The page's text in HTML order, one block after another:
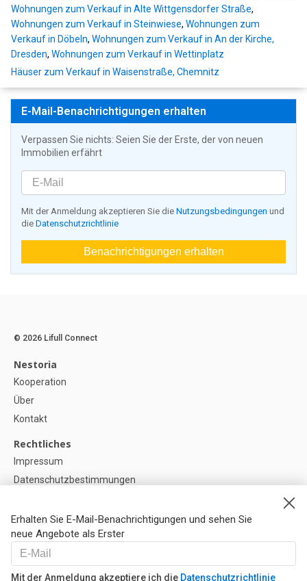
Wohnungen zum Verkauf in Alte Wittgensdorfer Straße,
Wohnungen zum Verkauf in Steinwiese, Wohnungen zum
Verkauf in Döbeln, Wohnungen zum Verkauf in An der Kirche,
Dresden, Wohnungen zum Verkauf in Wettinplatz
Häuser zum Verkauf in Waisenstraße, Chemnitz
E-Mail-Benachrichtigungen erhalten
Verpassen Sie nichts: Seien Sie der Erste, der von neuen
Immobilien erfährt
Mit der Anmeldung akzeptieren Sie die Nutzungsbedingungen und
die Datenschutzrichtlinie
Benachrichtigungen erhalten
Erhalten Sie E-Mail-Benachrichtigungen und sehen Sie
neue Angebote als Erster
Mit der Anmeldung akzeptiere ich die Datenschutzrichtlinie
© 2026 Lifull Connect
Nestoria
Kooperation
Über
Kontakt
Rechtliches
Impressum
Datenschutzbestimmungen
Cookie-Einstellunge
Hilfe
FAQ
Unsere Partner